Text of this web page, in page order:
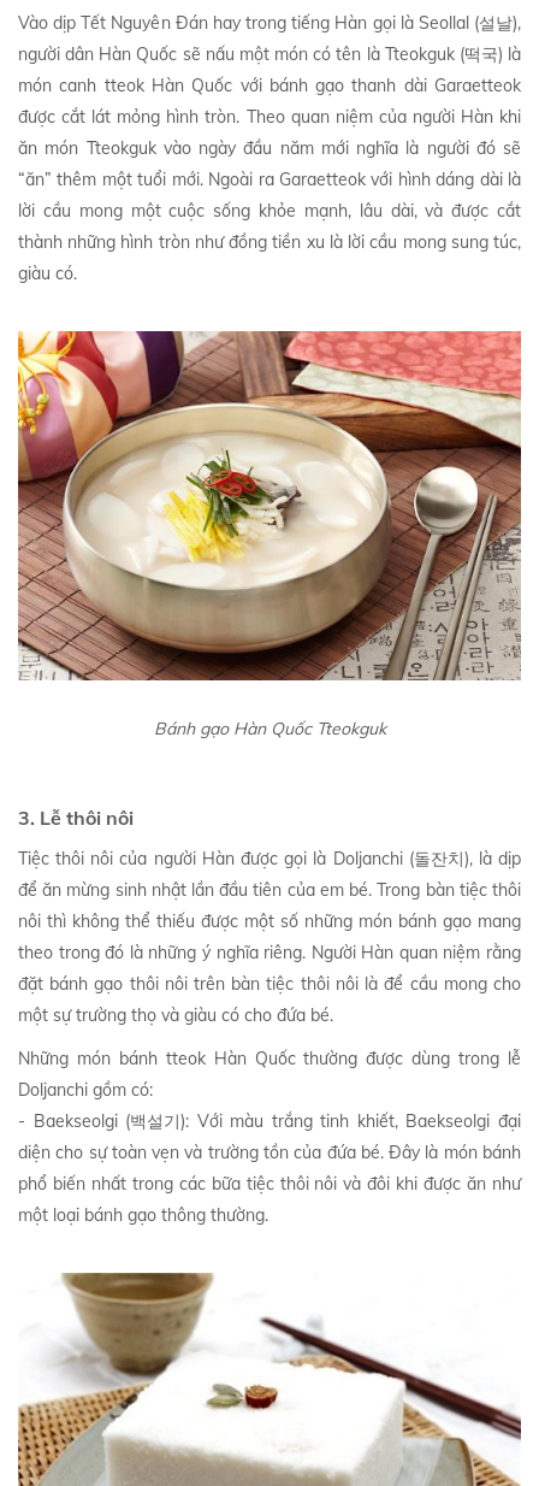
Vào dịp Tết Nguyên Đán hay trong tiếng Hàn gọi là Seollal (설날),
người dân Hàn Quốc sẽ nấu một món có tên là Tteokguk (떡국) là
món canh tteok Hàn Quốc với bánh gạo thanh dài Garaetteok
được cắt lát mỏng hình tròn. Theo quan niệm của người Hàn khi
ăn món Tteokguk vào ngày đầu năm mới nghĩa là người đó sẽ
“ăn” thêm một tuổi mới. Ngoài ra Garaetteok với hình dáng dài là
lời cầu mong một cuộc sống khỏe mạnh, lâu dài, và được cắt
thành những hình tròn như đồng tiền xu là lời cầu mong sung túc,
giàu có.
Bánh gạo Hàn Quốc Tteokguk
3. Lễ thôi nôi
Tiệc thôi nôi của người Hàn được gọi là Doljanchi (돌잔치), là dịp
để ăn mừng sinh nhật lần đầu tiên của em bé. Trong bàn tiệc thôi
nôi thì không thể thiếu được một số những món bánh gạo mang
theo trong đó là những ý nghĩa riêng. Người Hàn quan niệm rằng
đặt bánh gạo thôi nôi trên bàn tiệc thôi nôi là để cầu mong cho
một sự trường thọ và giàu có cho đứa bé.
Những món bánh tteok Hàn Quốc thường được dùng trong lễ
Doljanchi gồm có:
- Baekseolgi (백설기): Với màu trắng tinh khiết, Baekseolgi đại
diện cho sự toàn vẹn và trường tồn của đứa bé. Đây là món bánh
phổ biến nhất trong các bữa tiệc thôi nôi và đôi khi được ăn như
một loại bánh gạo thông thường.